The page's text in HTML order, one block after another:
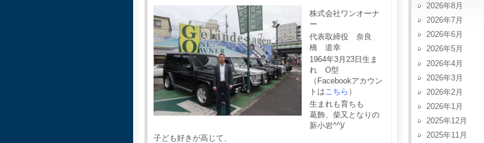
株式会社ワンオーナ
ー
代表取締役 奈良
橋 道幸
1964年3月23日生ま
れ O型
（Facebookアカウン
トはこちら ）
生まれも育ちも
葛飾、柴又となりの
新小岩^^)/
子ども好きが高じて、
2026年8月
2026年7月
2026年6月
2026年5月
2026年4月
2026年3月
2026年2月
2026年1月
2025年12月
2025年11月